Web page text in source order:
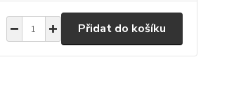
Přidat do košíku